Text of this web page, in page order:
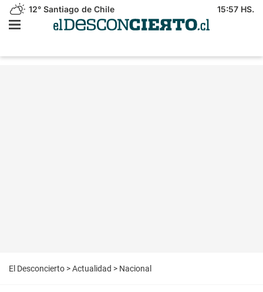
12° Santiago de Chile 15:57 HS.
El Desconcierto >Actualidad > Nacional